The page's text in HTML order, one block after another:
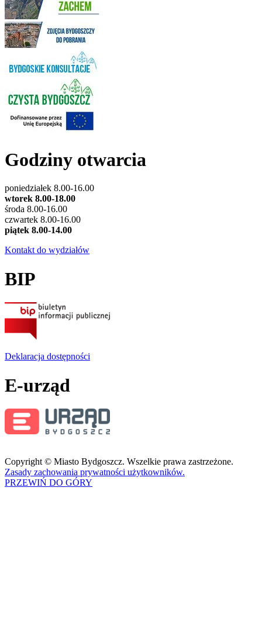
Godziny otwarcia
poniedziałek 8.00-16.00
wtorek 8.00-18.00
środa 8.00-16.00
czwartek 8.00-16.00
piątek 8.00-14.00
Kontakt do wydziałów
BIP
Deklaracja dostępności
E-urząd
Copyright © Miasto Bydgoszcz. Wszelkie prawa zastrzeżone.
Zasady zachowania prywatności użytkowników.
PRZEWIŃ DO GÓRY